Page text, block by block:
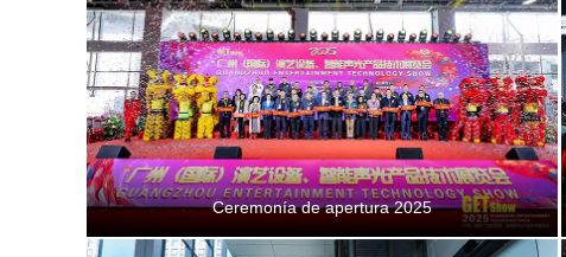
Ceremonía de apertura 2025